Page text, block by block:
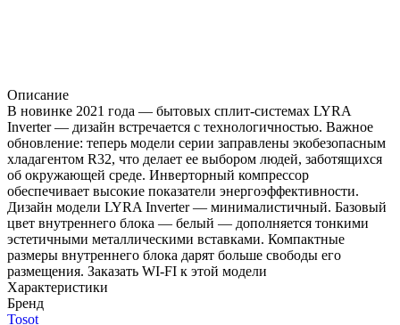
Описание
В новинке 2021 года — бытовых сплит-системах LYRA
Inverter — дизайн встречается с технологичностью. Важное
обновление: теперь модели серии заправлены экобезопасным
хладагентом R32, что делает ее выбором людей, заботящихся
об окружающей среде. Инверторный компрессор
обеспечивает высокие показатели энергоэффективности.
Дизайн модели LYRA Inverter — минималистичный. Базовый
цвет внутреннего блока — белый — дополняется тонкими
эстетичными металлическими вставками. Компактные
размеры внутреннего блока дарят больше свободы его
размещения. Заказать WI-FI к этой модели
Характеристики
Бренд
Tosot